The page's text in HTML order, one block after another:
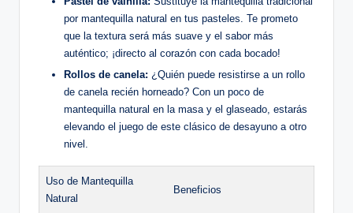
por mantequilla natural en tus pasteles. Te prometo
que la textura será más suave y el sabor más
auténtico; ¡directo al corazón con cada bocado!
Rollos de canela: ¿Quién puede resistirse a un rollo
de canela recién horneado? Con un poco de
mantequilla natural en la masa y el glaseado, estarás
elevando el juego de este clásico de desayuno a otro
nivel.
Uso de Mantequilla
Natural
Beneficios